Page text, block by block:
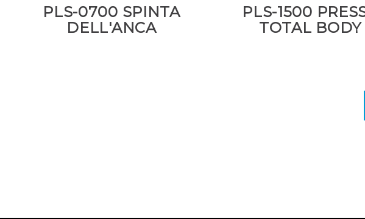
PLS-0700 SPINTA
DELL'ANCA
PLS-1500
TOTAL BODY